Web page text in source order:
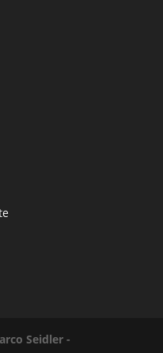
Seidler -